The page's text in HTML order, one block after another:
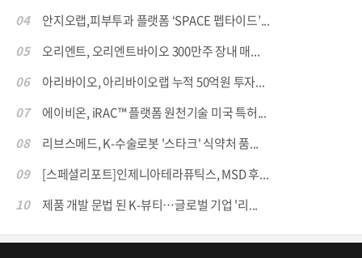
04
안지오랩,피부투과 플랫폼 ‘SPACE 펩타이드’...
05
오리엔트, 오리엔트바이오 300만주 장내 매...
06
아리바이오, 아리바이오랩 누적 50억원 투자...
07
에이비온, iRAC™ 플랫폼 원천기술 미국 특허...
08
리브스메드, K-수술로봇 '스타크' 식약처 품...
09
[스페셜리포트]인제니아테라퓨틱스, MSD 후...
10
제품 개발 문법 된 K-뷰티…글로벌 기업 '리...